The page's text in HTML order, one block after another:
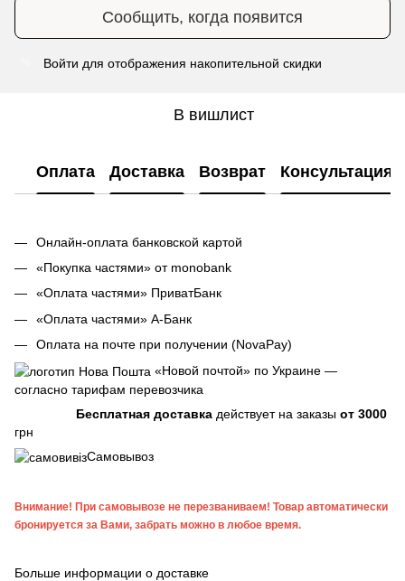
Сообщить, когда появится
Войти для отображения накопительной скидки
В вишлист
Оплата Доставка Возврат Консультация
Онлайн-оплата банковской картой
«Покупка частями» от monobank
«Оплата частями» ПриватБанк
«Оплата частями» А-Банк
Оплата на почте при получении (NovaPay)
«Новой почтой» по Украине —
согласно тарифам перевозчика
Бесплатная доставка действует на заказы от 3000
грн
Самовывоз
Внимание! При самовывозе не перезваниваем! Товар автоматически
бронируется за Вами, забрать можно в любое время.
Больше информации о доставке